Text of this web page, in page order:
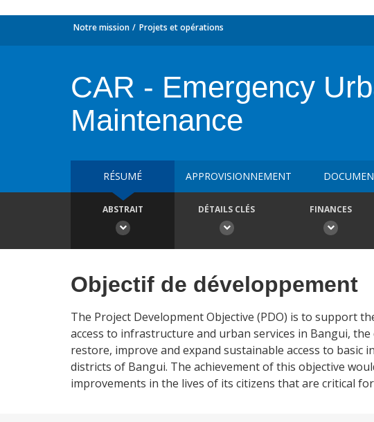
Notre mission Projets et opérations
CAR - Emergency
Maintenance
RÉSUMÉ APPROVISIONNEMENT
ABSTRAIT DÉTAILS CLÉS FINANCES
Objectif de développement
The Project Development Objective (PDO) is to support
access to infrastructure and urban services in Bangui,
restore, improve and expand sustainable access to
districts of Bangui. The achievement of this objective
improvements in the lives of its citizens that are critical